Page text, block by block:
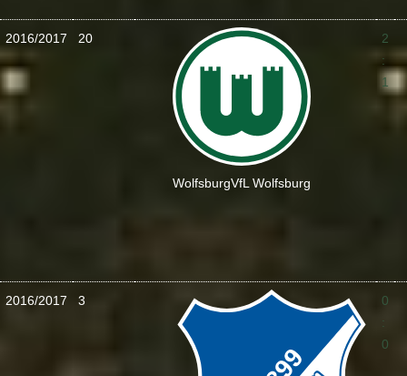
2016/2017 20
WolfsburgVfL Wolfsburg
2
:
1
2016/2017 3
0
:
0